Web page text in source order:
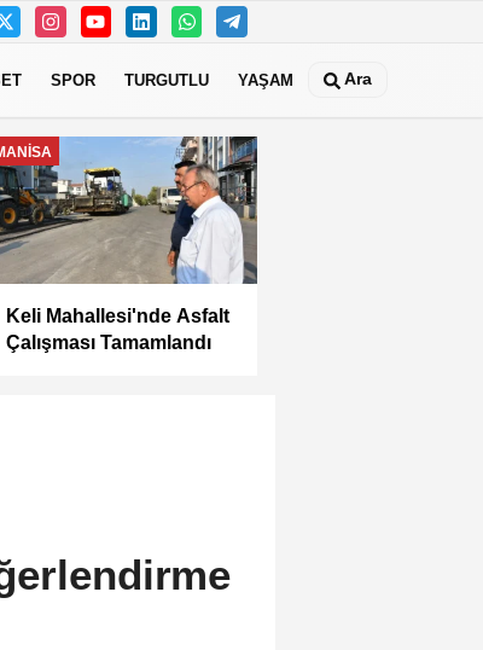
SPOR TURGUTLU YAŞAM Ara
Kuru meyve sektörü 2
milyar dolar ihracat